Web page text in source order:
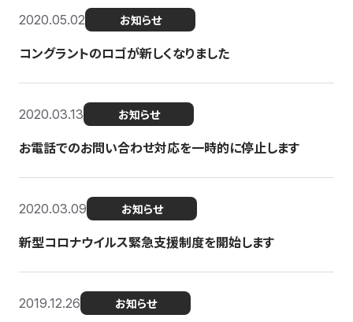
2020.05.02 お知らせ
コングラントのロゴが新しくなりました
2020.03.13 お知らせ
お電話でのお問い合わせ対応を一時的に停止します
2020.03.09 お知らせ
新型コロナウイルス緊急支援制度を開始します
2019.12.26 お知らせ